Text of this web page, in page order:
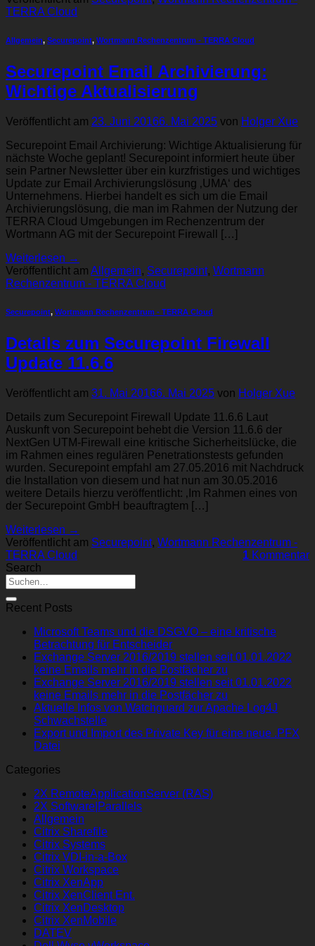
TERRA Cloud
Allgemein, Securepoint, Wortmann Rechenzentrum - TERRA Cloud
Securepoint Email Archivierung:
Wichtige Aktualisierung
Veröffentlicht am 23. Juni 20166. Mai 2025 von Holger Xue
Securepoint Email Archivierung: Wichtige Aktualisierung für
nächste Woche geplant! Securepoint informiert heute über
sein Partner Newsletter über ein kurzfristiges und wichtiges
Update zur Email Archivierungslösung ‚UMA‘ des
Unternehmens. Hierbei handelt es sich um die Email
Archivierungslösung, die man im Rahmen der Nutzung der
TERRA Cloud Umgebungen im Rechenzentrum der
Wortmann AG mit der Securepoint Firewall […]
Weiterlesen →
Veröffentlicht am Allgemein, Securepoint, Wortmann
Rechenzentrum - TERRA Cloud
Securepoint, Wortmann Rechenzentrum - TERRA Cloud
Details zum Securepoint Firewall
Update 11.6.6
Veröffentlicht am 31. Mai 20166. Mai 2025 von Holger Xue
Details zum Securepoint Firewall Update 11.6.6 Laut
Auskunft von Securepoint behebt die Version 11.6.6 der
NextGen UTM-Firewall eine kritische Sicherheitslücke, die
im Rahmen eines regulären Penetrationstests gefunden
wurden. Securepoint empfahl am 27.05.2016 mit Nachdruck
die Installation von diesem und hat nun am 30.05.2016
weitere Details hierzu veröffentlicht: ‚Im Rahmen eines von
der Securepoint GmbH beauftragtem […]
Weiterlesen →
Veröffentlicht am Securepoint, Wortmann Rechenzentrum -
TERRA Cloud
1 Kommentar
Search
Recent Posts
Microsoft Teams und die DSGVO – eine kritische
Betrachtung für Entscheider
Exchange Server 2016/2019 stellen seit 01.01.2022
keine Emails mehr in die Postfächer zu
Exchange Server 2016/2019 stellen seit 01.01.2022
keine Emails mehr in die Postfächer zu
Aktuelle Infos von Watchguard zur Apache Log4J
Schwachstelle
Export und Import des Private Key für eine neue .PFX
Datei
Categories
2X RemoteApplicationServer (RAS)
2X Software|Parallels
Allgemein
Citrix Sharefile
Citrix Systems
Citrix VDI-in-a-Box
Citrix Workspace
Citrix XenApp
Citrix XenClient Ent.
Citrix XenDesktop
Citrix XenMobile
DATEV